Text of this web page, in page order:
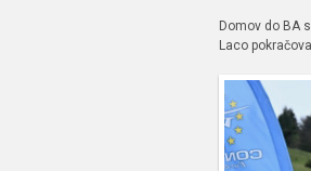
Domov do BA
Laco